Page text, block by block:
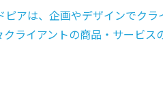
ピアは、企画やデザインでクラ
クライアントの商品・サービス